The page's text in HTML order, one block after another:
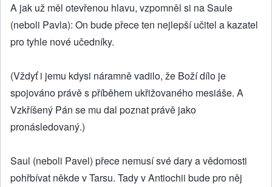
A jak už měl otevřenou hlavu, vzpomněl si na Saule
(neboli Pavla): On bude přece ten nejlepší učitel a kazatel
pro tyhle nové učedníky.
(Vždyť i jemu kdysi náramně vadilo, že Boží dílo je
spojováno právě s příběhem ukřižovaného mesiáše. A
Vzkříšený Pán se mu dal poznat právě jako
pronásledovaný.)
Saul (neboli Pavel) přece nemusí své dary a vědomosti
pohřbívat někde v Tarsu. Tady v Antiochii bude pro něj